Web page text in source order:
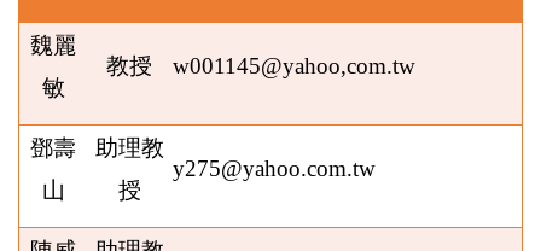
魏麗
敏
教授 w001145@yahoo,com.tw
鄧壽
山
助理教
授
y275@yahoo.com.tw